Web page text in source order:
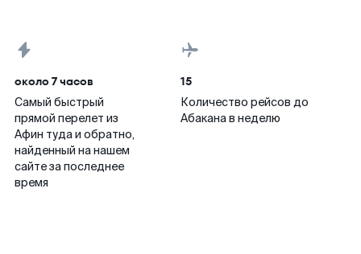
около 7 часов
Самый быстрый
прямой перелет из
Афин туда и обратно,
найденный на нашем
сайте за последнее
время
15
Количество рейсов до
Абакана в неделю